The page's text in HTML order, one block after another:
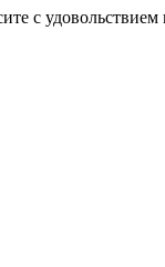
с удовольствием